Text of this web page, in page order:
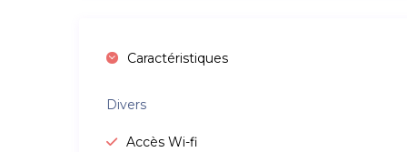
Caractéristiques
Divers
Accès Wi-fi